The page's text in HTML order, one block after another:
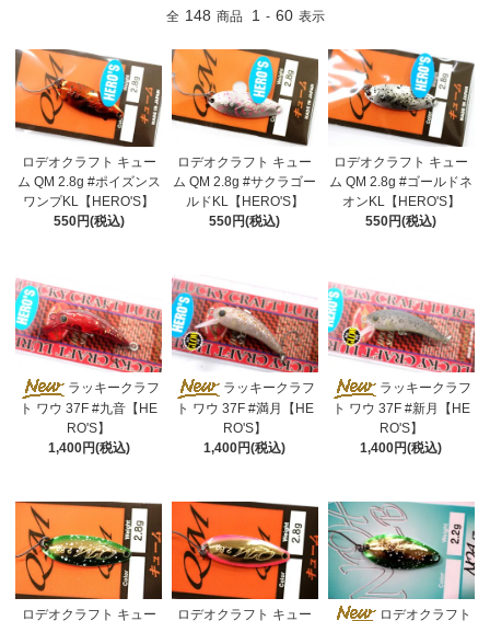
全 148 商品 1 - 60 表示
ロデオクラフト キュー
ム QM 2.8g #ポイズンス
ワンプKL【HERO'S】
550円(税込)
ロデオクラフト キュー
ム QM 2.8g #サクラゴー
ルドKL【HERO'S】
550円(税込)
ロデオクラフト キュー
ム QM 2.8g #ゴールドネ
オンKL【HERO'S】
550円(税込)
ラッキークラフ
ト ワウ 37F #九音【HE
RO'S】
1,400円(税込)
ラッキークラフ
ト ワウ 37F #満月【HE
RO'S】
1,400円(税込)
ラッキークラフ
ト ワウ 37F #新月【HE
RO'S】
1,400円(税込)
ロデオクラフト キュー
ロデオクラフト キュー
ロデオクラフト